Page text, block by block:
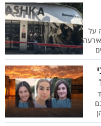
על